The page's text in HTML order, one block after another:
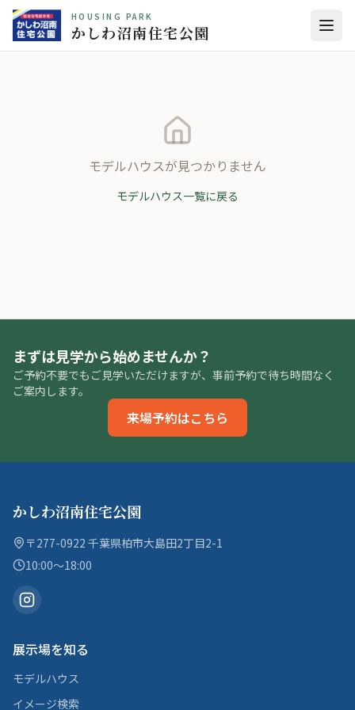
HOUSING PARK
かしわ沼南住宅公園
モデルハウスが見つかりません
モデルハウス一覧に戻る
まずは見学から始めませんか？
ご予約不要でもご見学いただけますが、事前予約で待ち時間なく
ご案内します。
来場予約はこちら
かしわ沼南住宅公園
〒277-0922 千葉県柏市大島田2丁目2-1
10:00〜18:00
展示場を知る
モデルハウス
イメージ検索